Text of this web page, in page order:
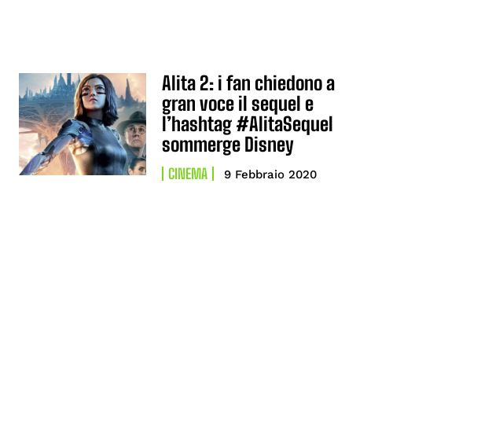
Alita 2: i fan chiedono a
gran voce il sequel e
l’hashtag #AlitaSequel
sommerge Disney
CINEMA 9 Febbraio 2020